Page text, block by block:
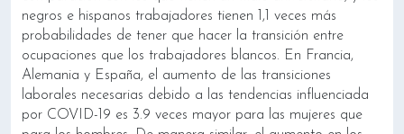
negros e hispanos trabajadores tienen 1,1 veces más
probabilidades de tener que hacer la transición entre
ocupaciones que los trabajadores blancos. En Francia,
Alemania y España, el aumento de las transiciones
laborales necesarias debido a las tendencias influenciada
por COVID-19 es 3.9 veces mayor para las mujeres que